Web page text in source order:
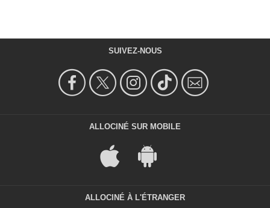
SUIVEZ-NOUS
ALLOCINÉ SUR MOBILE
ALLOCINÉ À L'ÉTRANGER